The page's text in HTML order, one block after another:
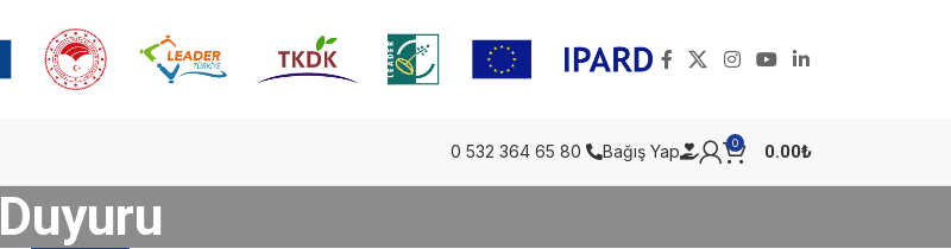
0 532 364 65 80 Bağış Yap 0 0.00₺
Duyuru